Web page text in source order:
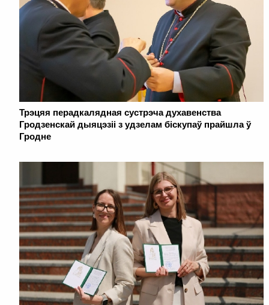
Трэцяя перадкалядная сустрэча духавенства
Гродзенскай дыяцэзіі з удзелам біскупаў прайшла ў
Гродне